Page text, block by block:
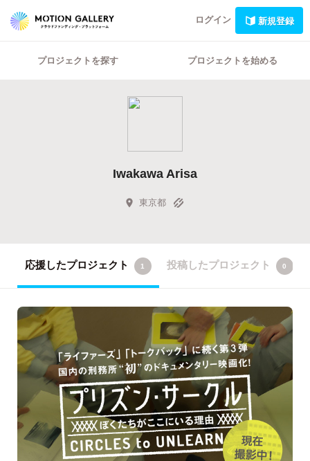
ログイン 新規登録
プロジェクトを探す プロジェクトを始める
Iwakawa Arisa
東京都
応援したプロジェクト 1 投稿したプロジェクト 0